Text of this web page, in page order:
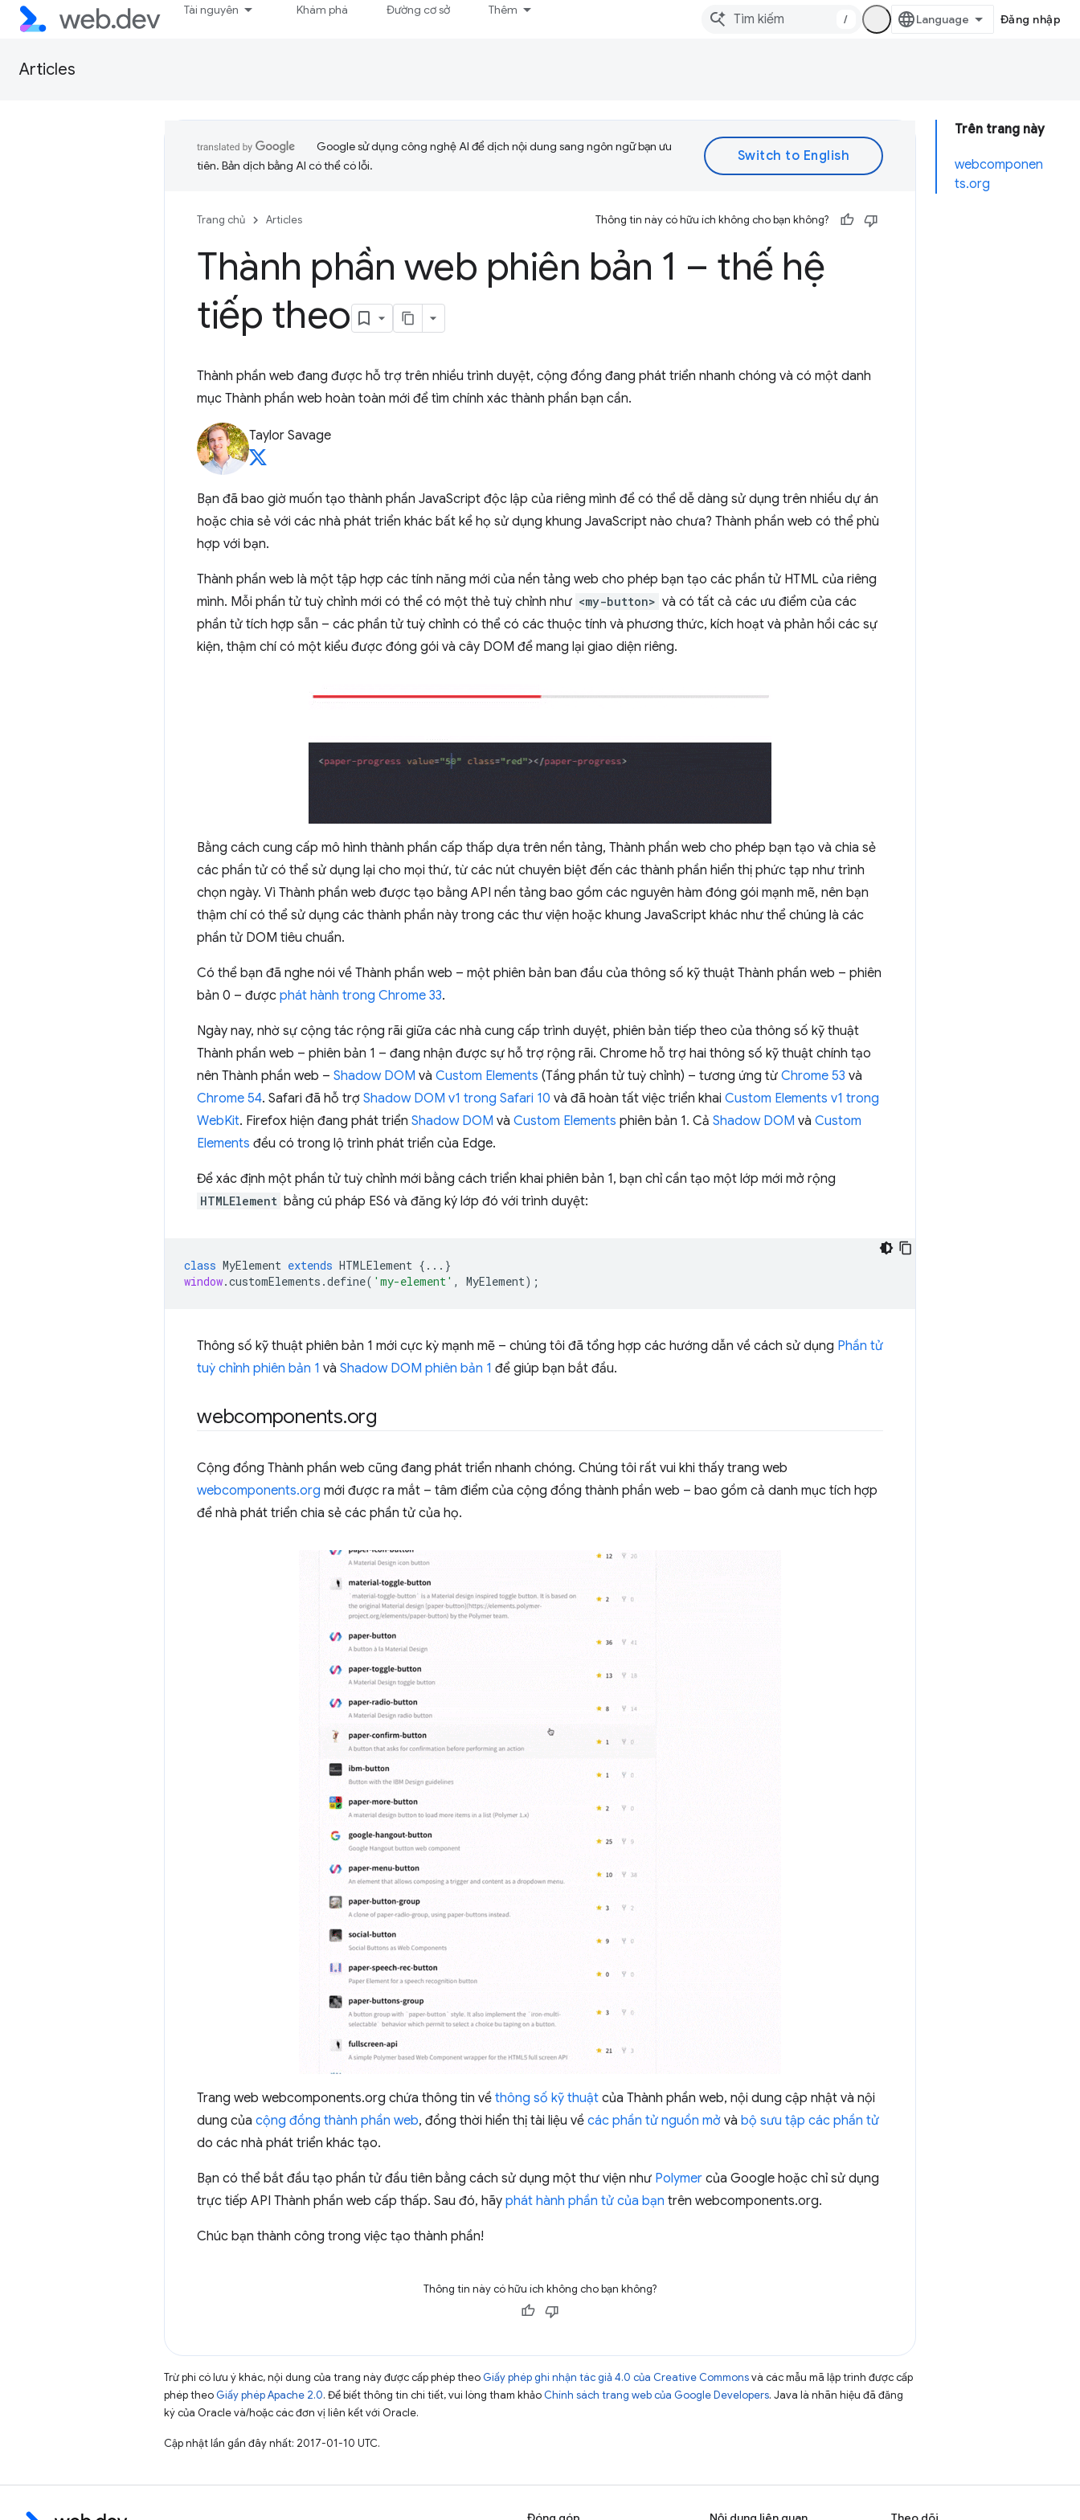
Tài nguyên Khám phá Đường cơ sở Thêm
/ Đăng nhập
Articles
Trên trang này
webcomponen
ts.org
Google sử dụng công nghệ AI để dịch nội dung sang ngôn ngữ bạn ưu
tiên. Bản dịch bằng AI có thể có lỗi.
Trang chủ Articles Thông tin này có hữu ích không cho bạn không?
Thành phần web phiên bản 1 – thế hệ
tiếp theo
Thành phần web đang được hỗ trợ trên nhiều trình duyệt, cộng đồng đang phát triển nhanh chóng và có một danh
mục Thành phần web hoàn toàn mới để tìm chính xác thành phần bạn cần.
Taylor Savage
Bạn đã bao giờ muốn tạo thành phần JavaScript độc lập của riêng mình để có thể dễ dàng sử dụng trên nhiều dự án
hoặc chia sẻ với các nhà phát triển khác bất kể họ sử dụng khung JavaScript nào chưa? Thành phần web có thể phù
hợp với bạn.
Thành phần web là một tập hợp các tính năng mới của nền tảng web cho phép bạn tạo các phần tử HTML của riêng
mình. Mỗi phần tử tuỳ chỉnh mới có thể có một thẻ tuỳ chỉnh như <my-button> và có tất cả các ưu điểm của các
phần tử tích hợp sẵn – các phần tử tuỳ chỉnh có thể có các thuộc tính và phương thức, kích hoạt và phản hồi các sự
kiện, thậm chí có một kiểu được đóng gói và cây DOM để mang lại giao diện riêng.
Bằng cách cung cấp mô hình thành phần cấp thấp dựa trên nền tảng, Thành phần web cho phép bạn tạo và chia sẻ
các phần tử có thể sử dụng lại cho mọi thứ, từ các nút chuyên biệt đến các thành phần hiển thị phức tạp như trình
chọn ngày. Vì Thành phần web được tạo bằng API nền tảng bao gồm các nguyên hàm đóng gói mạnh mẽ, nên bạn
thậm chí có thể sử dụng các thành phần này trong các thư viện hoặc khung JavaScript khác như thể chúng là các
phần tử DOM tiêu chuẩn.
Có thể bạn đã nghe nói về Thành phần web – một phiên bản ban đầu của thông số kỹ thuật Thành phần web – phiên
bản 0 – được phát hành trong Chrome 33.
Ngày nay, nhờ sự cộng tác rộng rãi giữa các nhà cung cấp trình duyệt, phiên bản tiếp theo của thông số kỹ thuật
Thành phần web – phiên bản 1 – đang nhận được sự hỗ trợ rộng rãi. Chrome hỗ trợ hai thông số kỹ thuật chính tạo
nên Thành phần web – Shadow DOM và Custom Elements (Tầng phần tử tuỳ chỉnh) – tương ứng từ Chrome 53 và
Chrome 54. Safari đã hỗ trợ Shadow DOM v1 trong Safari 10 và đã hoàn tất việc triển khai Custom Elements v1 trong
WebKit. Firefox hiện đang phát triển Shadow DOM và Custom Elements phiên bản 1. Cả Shadow DOM và Custom
Elements đều có trong lộ trình phát triển của Edge.
Để xác định một phần tử tuỳ chỉnh mới bằng cách triển khai phiên bản 1, bạn chỉ cần tạo một lớp mới mở rộng
HTMLElement bằng cú pháp ES6 và đăng ký lớp đó với trình duyệt:
class MyElement extends HTMLElement {...}
window.customElements .define( 'my-element' , MyElement);
Thông số kỹ thuật phiên bản 1 mới cực kỳ mạnh mẽ – chúng tôi đã tổng hợp các hướng dẫn về cách sử dụng Phần tử
tuỳ chỉnh phiên bản 1 và Shadow DOM phiên bản 1 để giúp bạn bắt đầu.
webcomponents.org
Cộng đồng Thành phần web cũng đang phát triển nhanh chóng. Chúng tôi rất vui khi thấy trang web
webcomponents.org mới được ra mắt – tâm điểm của cộng đồng thành phần web – bao gồm cả danh mục tích hợp
để nhà phát triển chia sẻ các phần tử của họ.
Trang web webcomponents.org chứa thông tin về thông số kỹ thuật của Thành phần web, nội dung cập nhật và nội
dung của cộng đồng thành phần web, đồng thời hiển thị tài liệu về các phần tử nguồn mở và bộ sưu tập các phần tử
do các nhà phát triển khác tạo.
Bạn có thể bắt đầu tạo phần tử đầu tiên bằng cách sử dụng một thư viện như Polymer của Google hoặc chỉ sử dụng
trực tiếp API Thành phần web cấp thấp. Sau đó, hãy phát hành phần tử của bạn trên webcomponents.org.
Chúc bạn thành công trong việc tạo thành phần!
Thông tin này có hữu ích không cho bạn không?
Trừ phi có lưu ý khác, nội dung của trang này được cấp phép theo Giấy phép ghi nhận tác giả 4.0 của Creative Commonsvà các mẫu mã lập trình được cấp
phép theo Giấy phép Apache 2.0. Để biết thông tin chi tiết, vui lòng tham khảo Chính sách trang web của Google Developers. Java là nhãn hiệu đã đăng
ký của Oracle và/hoặc các đơn vị liên kết với Oracle.
Cập nhật lần gần đây nhất: 2017-01-10 UTC.